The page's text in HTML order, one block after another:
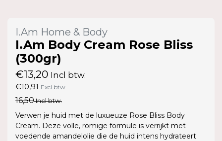
I.Am Home & Body
I.Am Body Cream Rose Bliss
(300gr)
€13,20 Incl btw.
€10,91 Excl btw.
16,50Incl btw.
Verwen je huid met de luxueuze Rose Bliss Body
Cream. Deze volle, romige formule is verrijkt met
voedende amandelolie die de huid intens hydrateert